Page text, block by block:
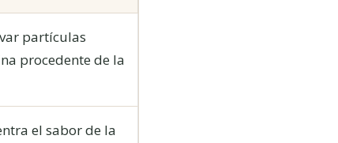
partículas
procedente de la
el sabor de la